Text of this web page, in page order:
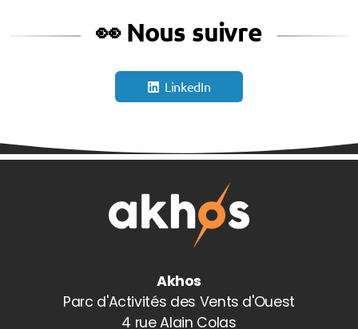
👀 Nous suivre
LinkedIn
Akhos
Parc d'Activités des Vents d'Ouest
4 rue Alain Colas